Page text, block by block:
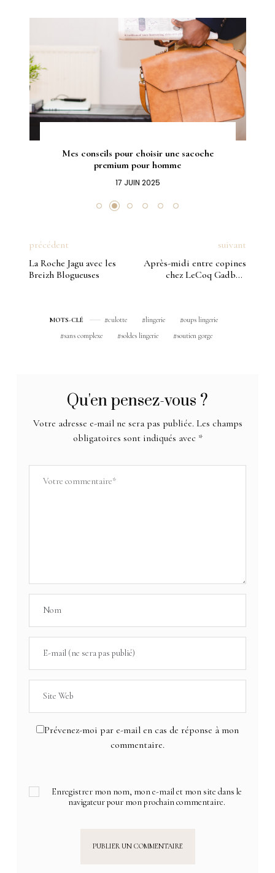
Mes conseils pour choisir une sacoche
premium pour homme
17 JUIN 2025
précédent
La Roche Jagu avec les
Breizh Blogueuses
suivant
Après-midi entre copines
chez LeCoq Gadby à
MOTS-CLÉ culotte lingerie
oups lingerie
sans complexe
soldes lingerie soutien gorge
Qu'en pensez-vous ?
Votre adresse e-mail ne sera pas publiée. Les champs
obligatoires sont indiqués avec *
Prévenez-moi par e-mail en cas de réponse à mon
commentaire.
Enregistrer mon nom, mon e-mail et mon site dans le
navigateur pour mon prochain commentaire.